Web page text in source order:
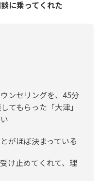
に乗ってくれた
ンセリングを、45分
てもらった「大津」
がほぼ決まっている
け止めてくれて、理